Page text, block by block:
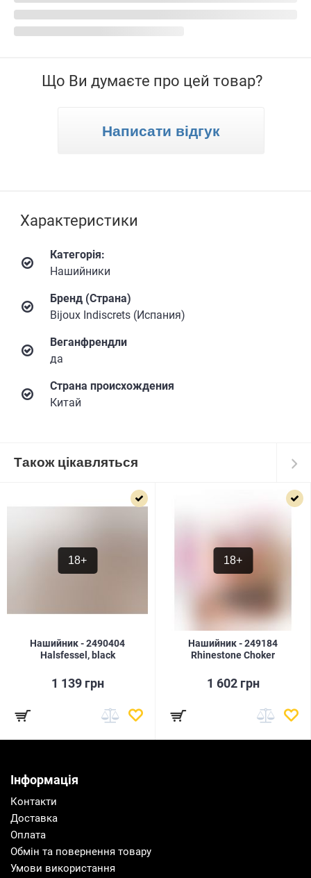
Що Ви думаєте про цей товар?
Написати відгук
Характеристики
Категорія:
Нашийники
Бренд (Страна)
Bijoux Indiscrets (Испания)
Веганфрендли
да
Страна происхождения
Китай
Також цікавляться
18+
Нашийник - 2490404
Halsfessel, black
1 139 грн
18+
Нашийник - 249184
Rhinestone Choker
1 602 грн
Інформація
Контакти
Доставка
Оплата
Обмін та повернення товару
Умови використання